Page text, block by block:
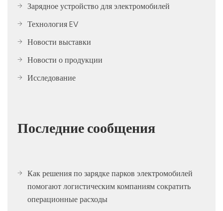
Зарядное устройство для электромобилей
Технология EV
Новости выставки
Новости о продукции
Исследование
Последние сообщения
Как решения по зарядке парков электромобилей
помогают логистическим компаниям сократить
операционные расходы